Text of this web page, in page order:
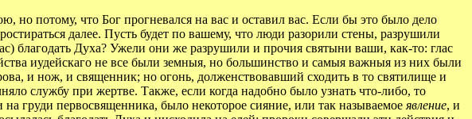
но потому, что Бог прогневался на вас и оставил вас. Если бы это было дело
далее. Пусть будет по вашему, что люди разорили стены, разрушили
благодать Духа? Ужели они же разрушили и прочия святыни ваши, как-то: глас
иудейскаго не все были земныя, но большинство и самыя важныя из них были
и нож, и священник; но огонь, долженствовавший сходить в то святилище и
службу при жертве. Также, если когда надобно было узнать что-либо, то
груди первосвященника, было некоторое сияние, или так называемое явление, и